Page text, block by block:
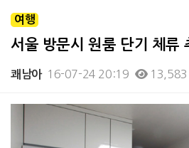
여행
서울 방문시 원룸 단기 체류
쾌남아 16-07-24 20:19 13,583